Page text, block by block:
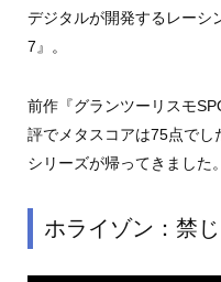
デジタルが開発するレーシ
7』。
前作『グランツーリスモ
評でメタスコアは75点でし
シリーズが帰ってきました。
ホライゾン：禁